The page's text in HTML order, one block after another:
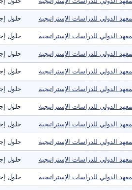
الدولي للدراسات الإستراتيجية حلول
الدولي للدراسات الإستراتيجية حلول
الدولي للدراسات الإستراتيجية حلول
الدولي للدراسات الإستراتيجية حلول
الدولي للدراسات الإستراتيجية حلول
الدولي للدراسات الإستراتيجية حلول
الدولي للدراسات الإستراتيجية حلول
الدولي للدراسات الإستراتيجية حلول
الدولي للدراسات الإستراتيجية حلول
الدولي للدراسات الإستراتيجية حلول